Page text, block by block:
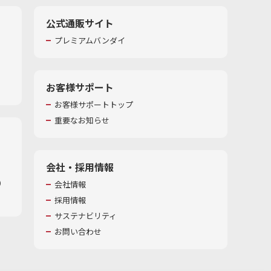
公式通販サイト
プレミアムバンダイ
お客様サポート
お客様サポートトップ
重要なお知らせ
会社・採用情報
会社情報
採用情報
サステナビリティ
お問い合わせ